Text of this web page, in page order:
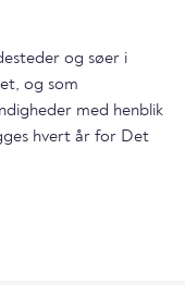
og søer i
og som
med henblik
hvert år for Det